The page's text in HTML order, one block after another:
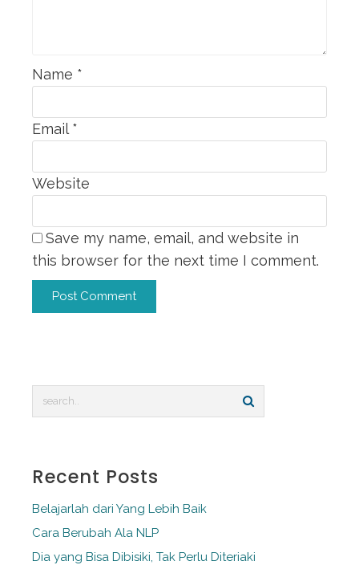
Name *
Email *
Website
Save my name, email, and website in
this browser for the next time I comment.
Recent Posts
Belajarlah dari Yang Lebih Baik
Cara Berubah Ala NLP
Dia yang Bisa Dibisiki, Tak Perlu Diteriaki